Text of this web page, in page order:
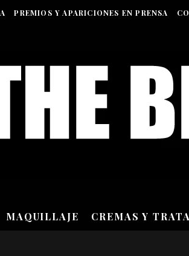
PREMIOS Y APARICIONES EN PRENSA
MAQUILLAJE CREMAS Y